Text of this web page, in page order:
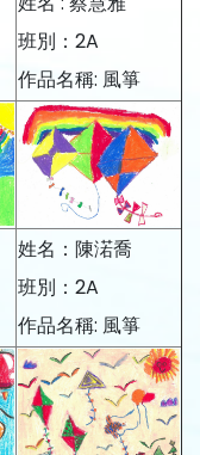
班別：2A
作品名稱: 風箏
姓名：陳渃喬
班別：2A
作品名稱: 風箏